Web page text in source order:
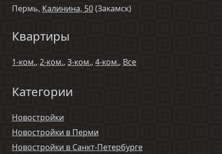
Пермь, Калинина, 50(Закамск)
Квартиры
1-ком., 2-ком., 3-ком., 4-ком., Все
Категории
Новостройки
Новостройки в Перми
Новостройки в Санкт-Петербурге